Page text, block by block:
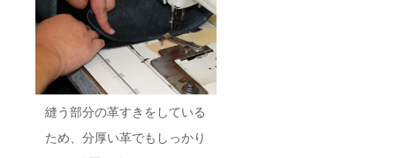
縫う部分の革すきをしている
ため、分厚い革でもしっかり